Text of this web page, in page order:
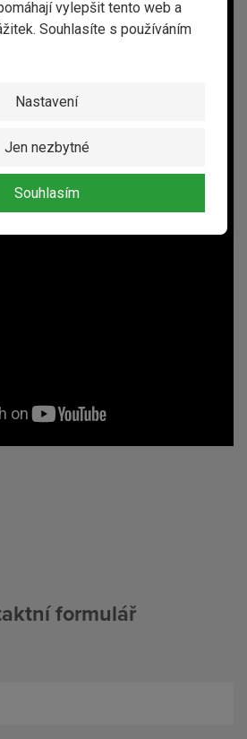
vylepšit tento web a
Souhlasíte s používáním
Nastavení
Jen nezbytné
Souhlasím
formulář